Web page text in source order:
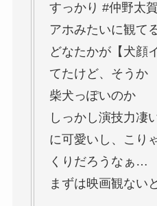
すっかり #仲野太
アホみたいに観てる
どなたかが【犬顔
てたけど、そうか
柴犬っぽいのか
しっかし演技力凄
に可愛いし、こり
くりだろうなぁ…
まずは映画観ないと